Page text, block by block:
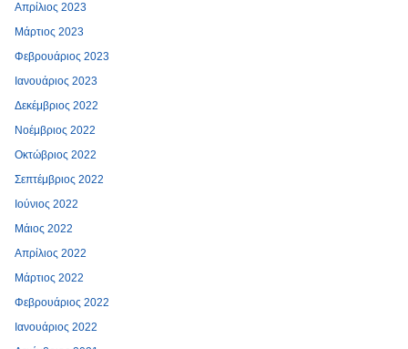
Απρίλιος 2023
Μάρτιος 2023
Φεβρουάριος 2023
Ιανουάριος 2023
Δεκέμβριος 2022
Νοέμβριος 2022
Οκτώβριος 2022
Σεπτέμβριος 2022
Ιούνιος 2022
Μάιος 2022
Απρίλιος 2022
Μάρτιος 2022
Φεβρουάριος 2022
Ιανουάριος 2022